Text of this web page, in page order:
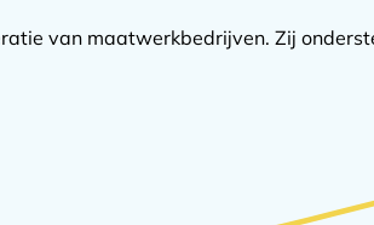
van maatwerkbedrijven. Zij